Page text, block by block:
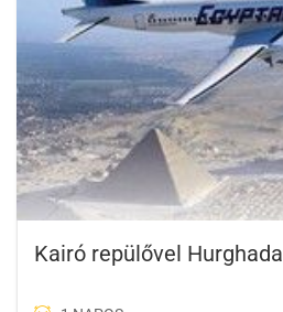
Kairó repülővel Hurghada